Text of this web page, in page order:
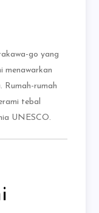
go yang
menawarkan
Rumah-rumah
tebal
UNESCO.